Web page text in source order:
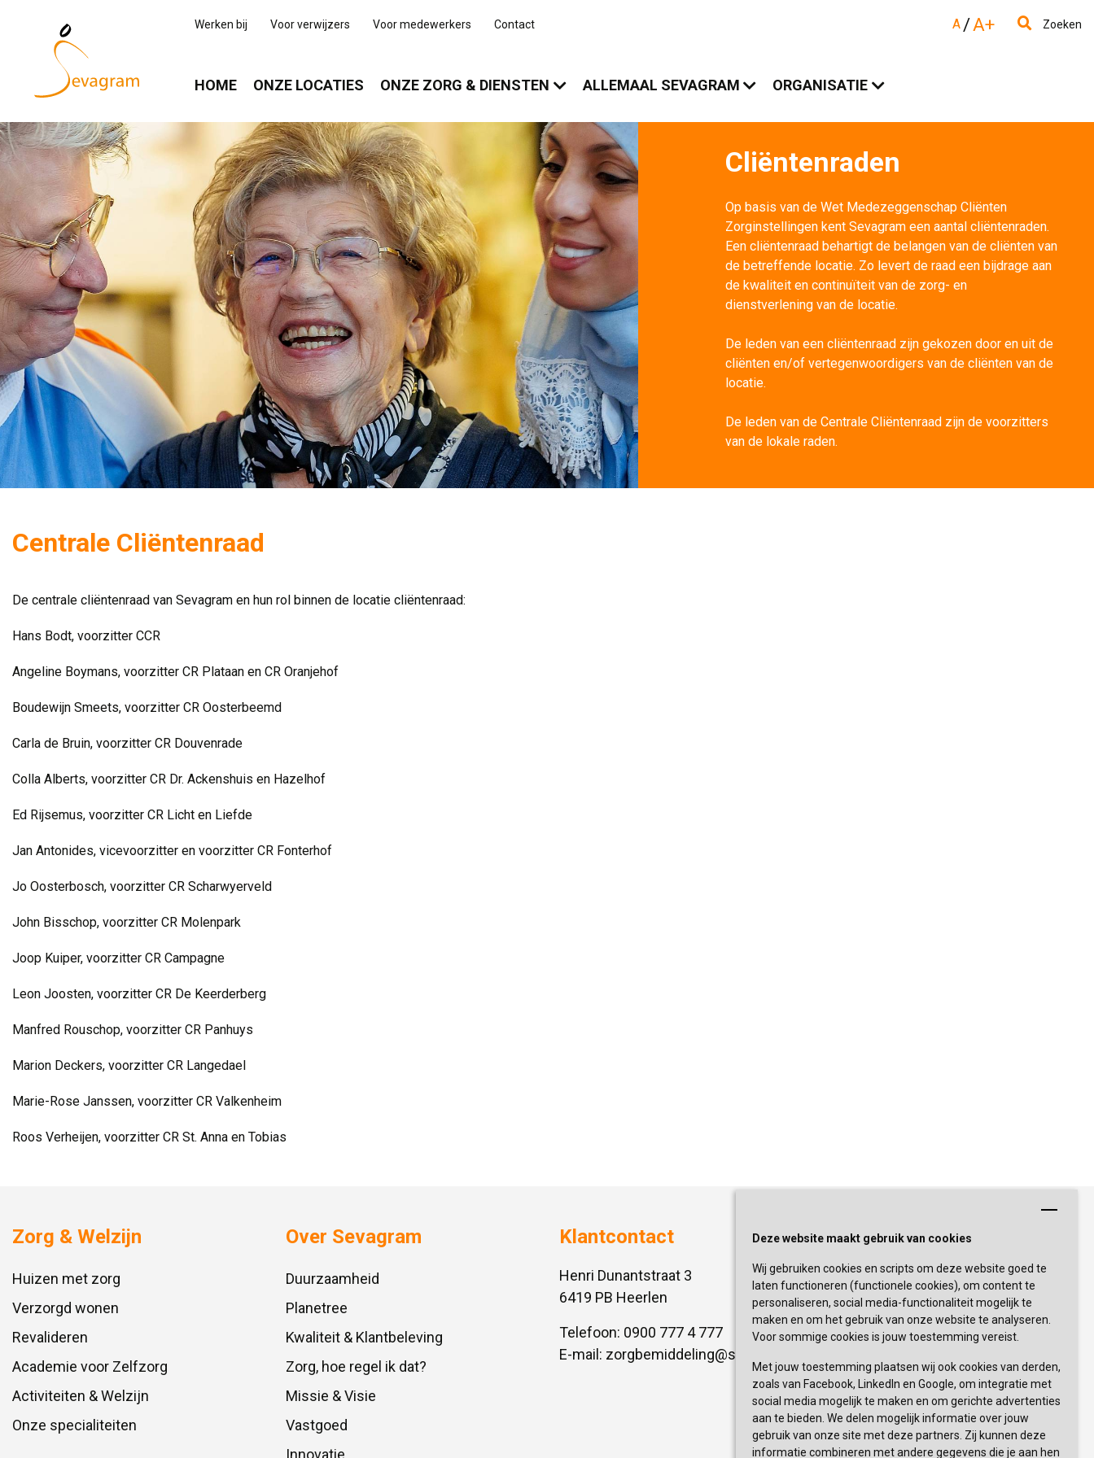
Deze website maakt gebruik van cookies
Wij gebruiken cookies en scripts om deze website goed te
laten functioneren (functionele cookies), om content te
personaliseren, social media-functionaliteit mogelijk te
maken en om het gebruik van onze website te analyseren.
Voor sommige cookies is jouw toestemming vereist.
Met jouw toestemming plaatsen wij ook cookies van derden,
zoals van Facebook, LinkedIn en Google, om integratie met
social media mogelijk te maken en om gerichte advertenties
aan te bieden. We delen mogelijk informatie over jouw
gebruik van onze site met deze partners. Zij kunnen deze
informatie combineren met andere gegevens die je aan hen
Werken bij Voor verwijzers Voor medewerkers Contact A /A+ Zoeken
HOME ONZE LOCATIES ONZE ZORG & DIENSTEN ALLEMAAL SEVAGRAM ORGANISATIE
Cliëntenraden
Op basis van de Wet Medezeggenschap Cliënten
Zorginstellingen kent Sevagram een aantal cliëntenraden.
Een cliëntenraad behartigt de belangen van de cliënten van
de betreffende locatie. Zo levert de raad een bijdrage aan
de kwaliteit en continuïteit van de zorg- en
dienstverlening van de locatie.
De leden van een cliëntenraad zijn gekozen door en uit de
cliënten en/of vertegenwoordigers van de cliënten van de
locatie.
De leden van de Centrale Cliëntenraad zijn de voorzitters
van de lokale raden.
Centrale Cliëntenraad
De centrale cliëntenraad van Sevagram en hun rol binnen de locatie cliëntenraad:
Hans Bodt, voorzitter CCR
Angeline Boymans, voorzitter CR Plataan en CR Oranjehof
Boudewijn Smeets, voorzitter CR Oosterbeemd
Carla de Bruin, voorzitter CR Douvenrade
Colla Alberts, voorzitter CR Dr. Ackenshuis en Hazelhof
Ed Rijsemus, voorzitter CR Licht en Liefde
Jan Antonides, vicevoorzitter en voorzitter CR Fonterhof
Jo Oosterbosch, voorzitter CR Scharwyerveld
John Bisschop, voorzitter CR Molenpark
Joop Kuiper, voorzitter CR Campagne
Leon Joosten, voorzitter CR De Keerderberg
Manfred Rouschop, voorzitter CR Panhuys
Marion Deckers, voorzitter CR Langedael
Marie-Rose Janssen, voorzitter CR Valkenheim
Roos Verheijen, voorzitter CR St. Anna en Tobias
Zorg & Welzijn
Huizen met zorg
Verzorgd wonen
Revalideren
Academie voor Zelfzorg
Activiteiten & Welzijn
Onze specialiteiten
Over Sevagram
Duurzaamheid
Planetree
Kwaliteit & Klantbeleving
Zorg, hoe regel ik dat?
Missie & Visie
Vastgoed
Innovatie
Klantcontact
Henri Dunantstraat 3
6419 PB Heerlen
Telefoon: 0900 777 4 777
E-mail: zorgbemiddeling@sevagram.nl
Schrijf je nu in!
Blijf op de hoogte van de laatste
activiteiten en nieuwtjes met onze
nieuwsbrief
INSCHRIJVEN